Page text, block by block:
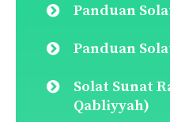
Panduan
Panduan
Solat Sunat
Qabliyyah)